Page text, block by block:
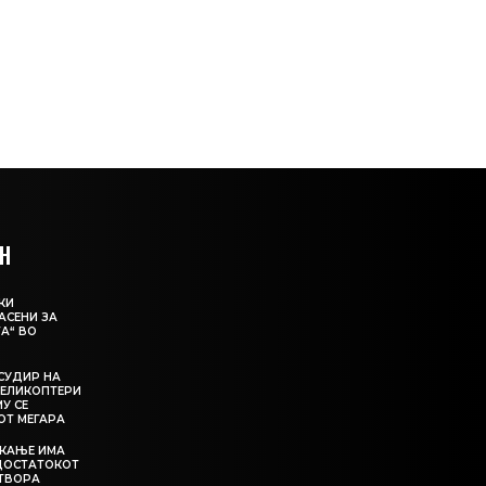
ЗА
ВО
НА
СЕ
МЕГАРА
ИМА